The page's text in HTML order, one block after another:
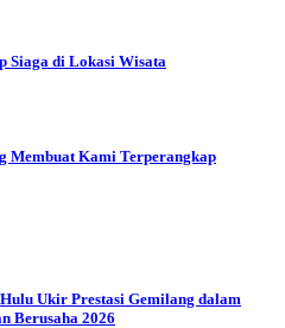
Siaga di Lokasi Wisata
Membuat Kami Terperangkap
Ukir Prestasi Gemilang dalam
Berusaha 2026